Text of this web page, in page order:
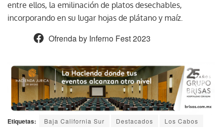
entre ellos, la emilinación de platos desechables,
incorporando en su lugar hojas de plátano y maíz.
Ofrenda by Inferno Fest 2023
Etiquetas: Baja California Sur Destacados Los Cabos